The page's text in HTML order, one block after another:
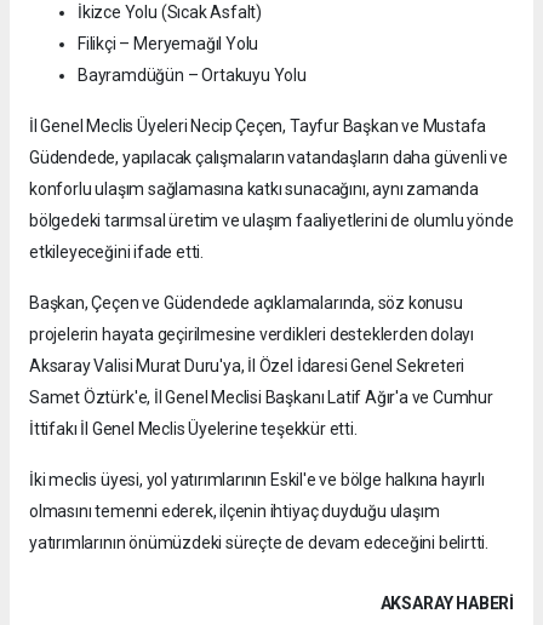
İkizce Yolu (Sıcak Asfalt)
Filikçi – Meryemağıl Yolu
Bayramdüğün – Ortakuyu Yolu
İl Genel Meclis Üyeleri Necip Çeçen, Tayfur Başkan ve Mustafa
Güdendede, yapılacak çalışmaların vatandaşların daha güvenli ve
konforlu ulaşım sağlamasına katkı sunacağını, aynı zamanda
bölgedeki tarımsal üretim ve ulaşım faaliyetlerini de olumlu yönde
etkileyeceğini ifade etti.
Başkan, Çeçen ve Güdendede açıklamalarında, söz konusu
projelerin hayata geçirilmesine verdikleri desteklerden dolayı
Aksaray Valisi Murat Duru'ya, İl Özel İdaresi Genel Sekreteri
Samet Öztürk'e, İl Genel Meclisi Başkanı Latif Ağır'a ve Cumhur
İttifakı İl Genel Meclis Üyelerine teşekkür etti.
İki meclis üyesi, yol yatırımlarının Eskil'e ve bölge halkına hayırlı
olmasını temenni ederek, ilçenin ihtiyaç duyduğu ulaşım
yatırımlarının önümüzdeki süreçte de devam edeceğini belirtti.
AKSARAY HABERİ